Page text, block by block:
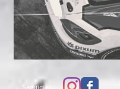
Seguici su